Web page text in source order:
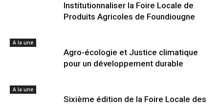
Institutionnaliser la Foire Locale de
Produits Agricoles de Foundiougne
A la une
Agro-écologie et Justice climatique
pour un développement durable
A la une
Sixième édition de la Foire Locale des